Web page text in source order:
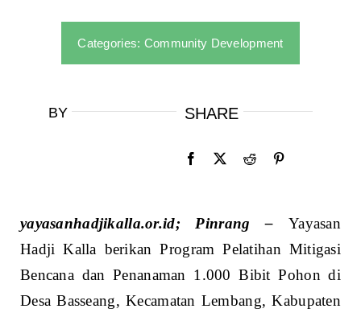
Categories: Community Development
BY SHARE
yayasanhadjikalla.or.id; Pinrang –
Yayasan
Hadji Kalla berikan Program Pelatihan Mitigasi
Bencana dan Penanaman 1.000 Bibit Pohon di
Desa Basseang, Kecamatan Lembang, Kabupaten